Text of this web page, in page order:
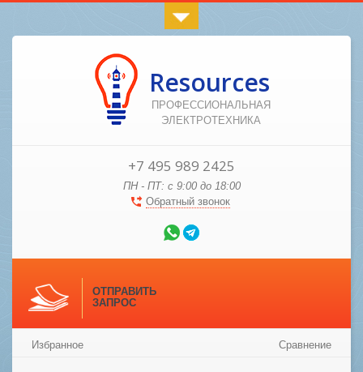
Resources
ПРОФЕССИОНАЛЬНАЯ
ЭЛЕКТРОТЕХНИКА
+7 495 989 2425
ПН - ПТ: с 9:00 до 18:00
Обратный звонок
ОТПРАВИТЬ
ЗАПРОС
Избранное Сравнение